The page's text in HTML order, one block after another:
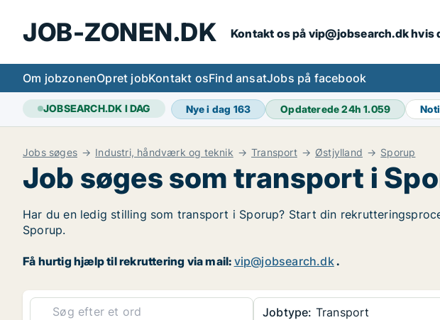
JOB-ZONEN.DK Kontakt os på vip@jobsearch.dk hvis
Om jobzonenOpret jobKontakt osFind ansatJobs på facebook
JOBSEARCH.DK I DAG Nye i dag 163 Opdaterede 24h1.059
Jobs søges Industri, håndværk og teknik Transport Østjylland Sporup
Job søges som transport i
Har du en ledig stilling som transport i Sporup? Start din
Sporup.
Få hurtig hjælp til rekruttering via mail: vip@jobsearch.dk.
Jobtype: Transport